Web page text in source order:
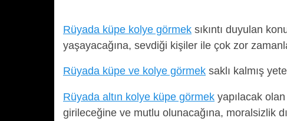
Rüyada küpe kolye görmek sıkıntı duyulan
yaşayacağına, sevdiği kişiler ile çok zor
Rüyada küpe ve kolye görmek saklı kalmış
Rüyada altın kolye küpe görmek yapılacak
girileceğine ve mutlu olunacağına, moralsizlik